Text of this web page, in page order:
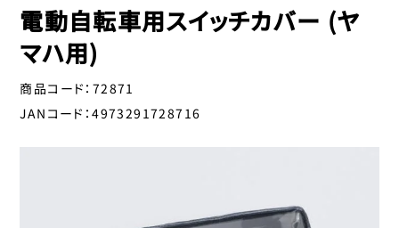
自転車
キッズパーツ
電動アシスト車パーツ
AMERICAN EAGLE
Coleman
J&C
YSD
アイデス
アラデン
AMERICAN EAGLE
サギサカオリジナル
こげーる
電動自転車用スイッチカバー (ヤ
マハ用)
商品コード： 72871
JANコード：4973291728716